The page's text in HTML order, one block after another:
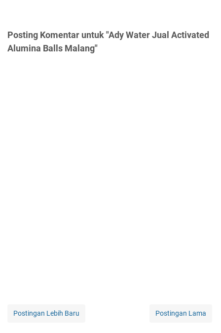
Posting Komentar untuk "Ady Water Jual Activated
Alumina Balls Malang"
Postingan Lebih Baru Postingan Lama